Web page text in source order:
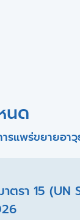
นด
รแพร่ขยายอ
ตรา 15 (UN